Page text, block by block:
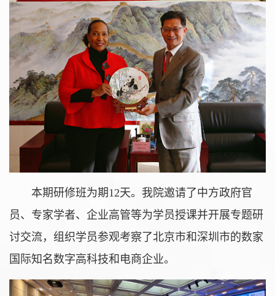
本期研修班为期12天。我院邀请了中方政府官
员、专家学者、企业高管等为学员授课并开展专题研
讨交流，组织学员参观考察了北京市和深圳市的数家
国际知名数字高科技和电商企业。‍